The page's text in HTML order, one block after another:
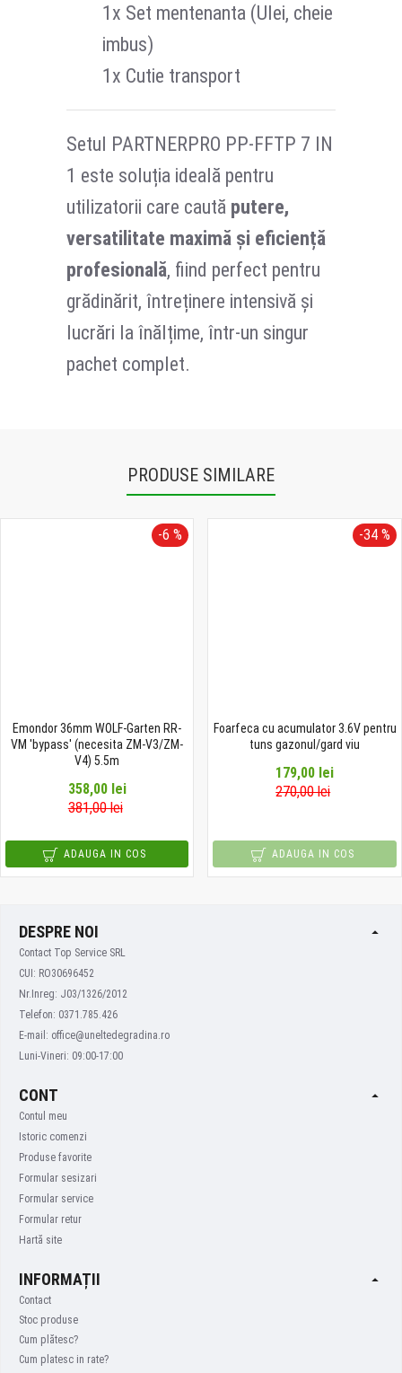
1x Set mentenanta (Ulei, cheie
imbus)
1x Cutie transport
Setul PARTNERPRO PP-FFTP 7 IN
1 este soluția ideală pentru
utilizatorii care caută putere,
versatilitate maximă și eficiență
profesională, fiind perfect pentru
grădinărit, întreținere intensivă și
lucrări la înălțime, într-un singur
pachet complet.
PRODUSE SIMILARE
-6 %
Emondor 36mm WOLF-Garten RR-
VM 'bypass' (necesita ZM-V3/ZM-
V4) 5.5m
358,00 lei
381,00 lei
ADAUGA IN COS
-34 %
Foarfeca cu acumulator 3.6V pentru
tuns gazonul/gard viu
179,00 lei
270,00 lei
ADAUGA IN COS
DESPRE NOI
Contact Top Service SRL
CUI: RO30696452
Nr.Inreg: J03/1326/2012
Telefon: 0371.785.426
E-mail: office@uneltedegradina.ro
Luni-Vineri: 09:00-17:00
CONT
Contul meu
Istoric comenzi
Produse favorite
Formular sesizari
Formular service
Formular retur
Hartă site
INFORMAȚII
Contact
Stoc produse
Cum plătesc?
Cum platesc in rate?